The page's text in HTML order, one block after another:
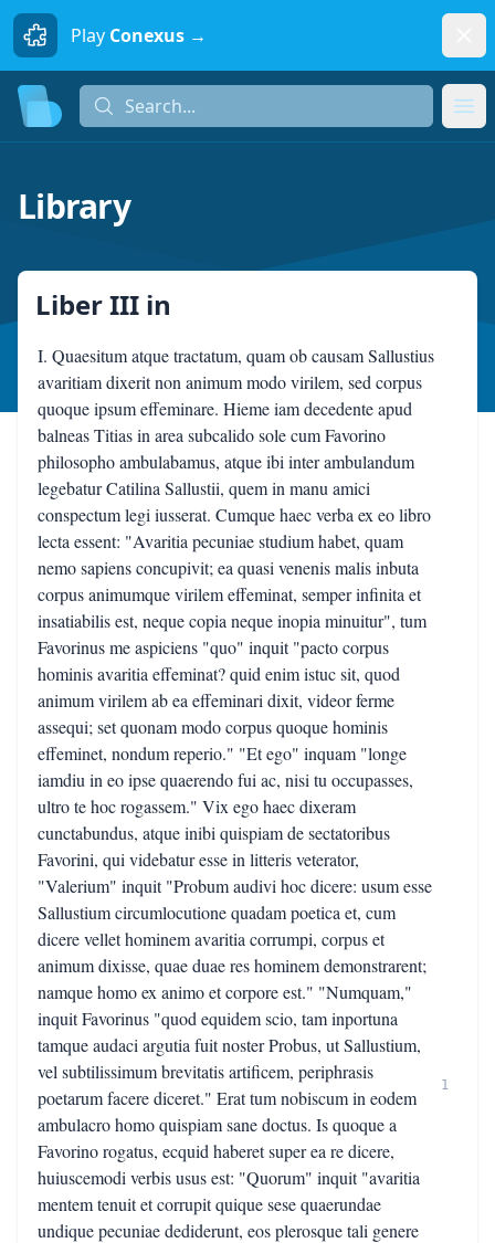
Play Conexus →
Search...
Library
Liber III in
I. Quaesitum atque tractatum, quam ob causam Sallustius
avaritiam dixerit non animum modo virilem, sed corpus
quoque ipsum effeminare. Hieme iam decedente apud
balneas Titias in area subcalido sole cum Favorino
philosopho ambulabamus, atque ibi inter ambulandum
legebatur Catilina Sallustii, quem in manu amici
conspectum legi iusserat. Cumque haec verba ex eo libro
lecta essent: "Avaritia pecuniae studium habet, quam
nemo sapiens concupivit; ea quasi venenis malis inbuta
corpus animumque virilem effeminat, semper infinita et
insatiabilis est, neque copia neque inopia minuitur", tum
Favorinus me aspiciens "quo" inquit "pacto corpus
hominis avaritia effeminat? quid enim istuc sit, quod
animum virilem ab ea effeminari dixit, videor ferme
assequi; set quonam modo corpus quoque hominis
effeminet, nondum reperio." "Et ego" inquam "longe
iamdiu in eo ipse quaerendo fui ac, nisi tu occupasses,
ultro te hoc rogassem." Vix ego haec dixeram
cunctabundus, atque inibi quispiam de sectatoribus
Favorini, qui videbatur esse in litteris veterator,
"Valerium" inquit "Probum audivi hoc dicere: usum esse
Sallustium circumlocutione quadam poetica et, cum
dicere vellet hominem avaritia corrumpi, corpus et
animum dixisse, quae duae res hominem demonstrarent;
namque homo ex animo et corpore est." "Numquam,"
inquit Favorinus "quod equidem scio, tam inportuna
tamque audaci argutia fuit noster Probus, ut Sallustium,
vel subtilissimum brevitatis artificem, periphrasis
poetarum facere diceret." Erat tum nobiscum in eodem
ambulacro homo quispiam sane doctus. Is quoque a
Favorino rogatus, ecquid haberet super ea re dicere,
huiuscemodi verbis usus est: "Quorum" inquit "avaritia
mentem tenuit et corrupit quique sese quaerundae
undique pecuniae dediderunt, eos plerosque tali genere
1